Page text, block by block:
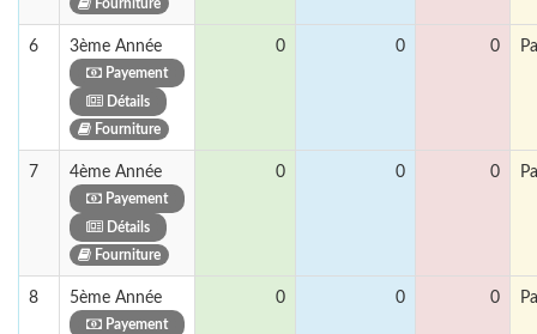
Fourniture
6 3ème Année
Payement
Détails
Fourniture
0 0 0
7 4ème Année
Payement
Détails
Fourniture
0 0 0
8 5ème Année
Payement
0 0 0